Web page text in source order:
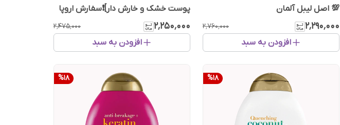
💯 اصل لیبل آلمان
۲٬۲۹۰٬۰۰۰ ۲٬۷۶۰٬۰۰۰
افزودن به سبد
پوست خشک و خارش دار]❗سفارش اروپا
۲٬۲۵۰٬۰۰۰ ۲٬۴۷۵٬۰۰۰
افزودن به سبد
%18
%18